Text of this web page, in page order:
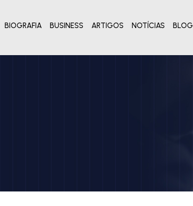
BIOGRAFIA BUSINESS ARTIGOS NOTÍCIAS BLOG